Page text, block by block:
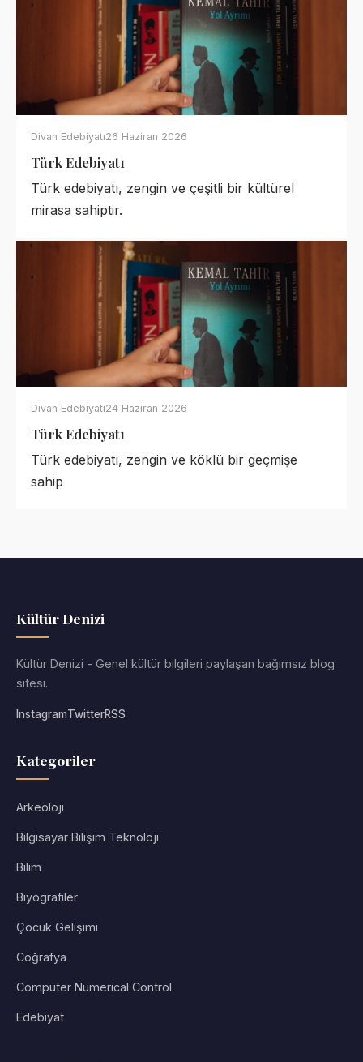
Divan Edebiyatı26 Haziran 2026
Türk Edebiyatı
Türk edebiyatı, zengin ve çeşitli bir kültürel
mirasa sahiptir.
Divan Edebiyatı24 Haziran 2026
Türk Edebiyatı
Türk edebiyatı, zengin ve köklü bir geçmişe
sahip
Kültür Denizi
Kültür Denizi - Genel kültür bilgileri paylaşan bağımsız blog
sitesi.
InstagramTwitterRSS
Kategoriler
Arkeoloji
Bilgisayar Bilişim Teknoloji
Bilim
Biyografiler
Çocuk Gelişimi
Coğrafya
Computer Numerical Control
Edebiyat